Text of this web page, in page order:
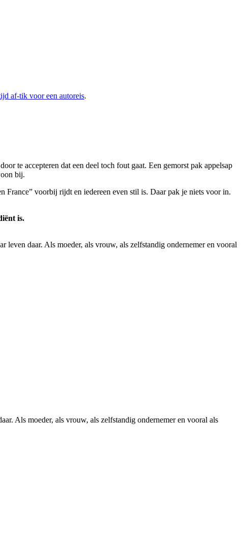
af-tik voor een autoreis.
te accepteren dat een deel toch fout gaat. Een gemorst pak appelsap
bij.
France” voorbij rijdt en iedereen even stil is. Daar pak je niets voor in.
is.
daar. Als moeder, als vrouw, als zelfstandig ondernemer en vooral
Als moeder, als vrouw, als zelfstandig ondernemer en vooral als